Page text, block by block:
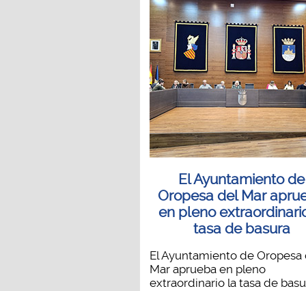
El Ayuntamiento de
Oropesa del Mar
en pleno
tasa de basura
El Ayuntamiento de Oropesa
Mar aprueba en pleno
extraordinario la tasa de